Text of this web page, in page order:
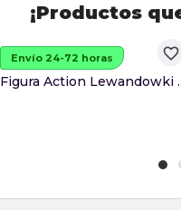
¡Productos
favorite_border
Envío 24-72 horas
Figura